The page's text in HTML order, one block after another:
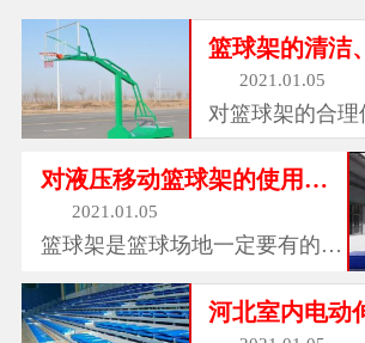
2021.01.05
对篮球架的合
保养维护工作
篮板是球架当中
使用的过程中
的，需禁止使
板。篮板在正
对液压移动篮球架的使用您都了解吗
2021.01.05
篮球架是篮球场地一定要有的设
在篮球场两端的中央。目前 篮
球架 使用的有液压式、移动
河北室内电动